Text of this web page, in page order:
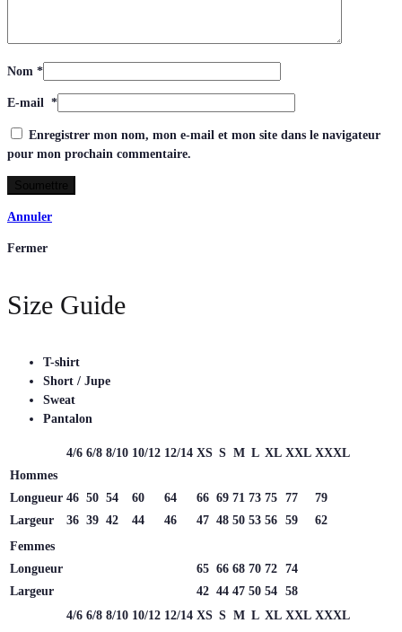
Nom *
E-mail *
Enregistrer mon nom, mon e-mail et mon site dans le navigateur
pour mon prochain commentaire.
Annuler
Fermer
Size Guide
T-shirt
Short / Jupe
Sweat
Pantalon
4/6 6/8 8/10 10/12 12/14 XS S M L XL XXL XXXL
Hommes
Longueur 46 50 54 60 64 66 69 71 73 75 77
79
Largeur
36 39 42 44 46 47 48 50 53 56 59
62
Femmes
Longueur
65 66 68 70 72 74
Largeur
42 44 47 50 54 58
4/6 6/8 8/10 10/12 12/14 XS S M L XL XXL XXXL